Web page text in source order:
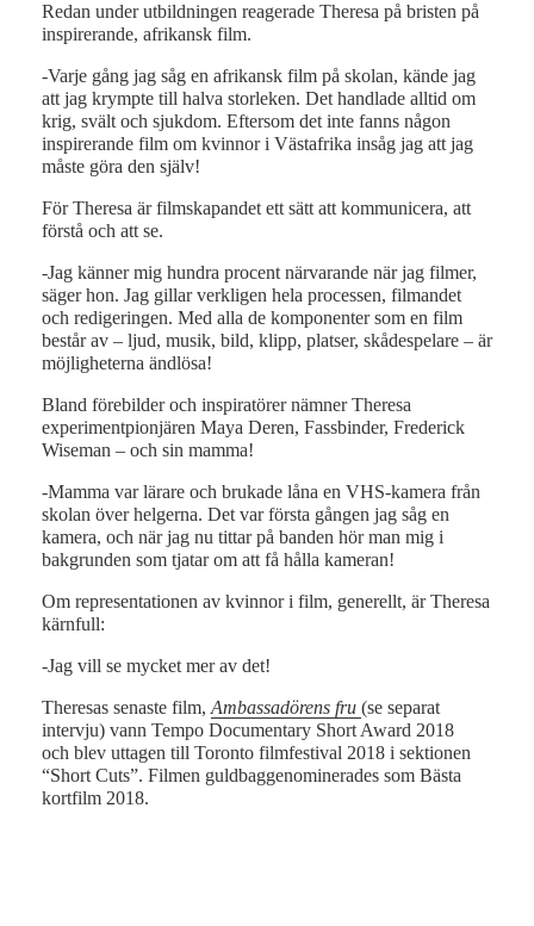
Redan under utbildningen reagerade Theresa på bristen på
inspirerande, afrikansk film.
-Varje gång jag såg en afrikansk film på skolan, kände jag
att jag krympte till halva storleken. Det handlade alltid om
krig, svält och sjukdom. Eftersom det inte fanns någon
inspirerande film om kvinnor i Västafrika insåg jag att jag
måste göra den själv!
För Theresa är filmskapandet ett sätt att kommunicera, att
förstå och att se.
-Jag känner mig hundra procent närvarande när jag filmer,
säger hon. Jag gillar verkligen hela processen, filmandet
och redigeringen. Med alla de komponenter som en film
består av – ljud, musik, bild, klipp, platser, skådespelare – är
möjligheterna ändlösa!
Bland förebilder och inspiratörer nämner Theresa
experimentpionjären Maya Deren, Fassbinder, Frederick
Wiseman – och sin mamma!
-Mamma var lärare och brukade låna en VHS-kamera från
skolan över helgerna. Det var första gången jag såg en
kamera, och när jag nu tittar på banden hör man mig i
bakgrunden som tjatar om att få hålla kameran!
Om representationen av kvinnor i film, generellt, är Theresa
kärnfull:
-Jag vill se mycket mer av det!
Theresas senaste film, Ambassadörens fru (se separat
intervju) vann Tempo Documentary Short Award 2018
och blev uttagen till Toronto filmfestival 2018 i sektionen
“Short Cuts”. Filmen guldbaggenominerades som Bästa
kortfilm 2018.